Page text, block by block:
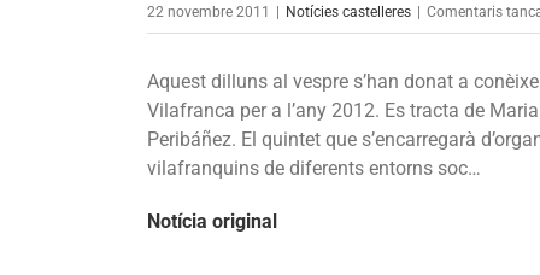
22 novembre 2011 Notícies castelleres Comentaris
Aquest dilluns al vespre s’han donat a
Vilafranca per a l’any 2012. Es tracta de
Peribáñez. El quintet que s’encarregarà
vilafranquins de diferents entorns soc…
Notícia original